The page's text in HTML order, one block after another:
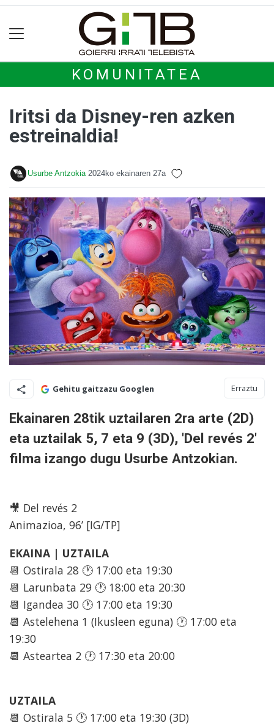
KOMUNITATEA
Iritsi da Disney-ren azken
estreinaldia!
Usurbe Antzokia 2024ko ekainaren 27a
Gehitu gaitzazu Googlen Erraztu
Ekainaren 28tik uztailaren 2ra arte (2D)
eta uztailak 5, 7 eta 9 (3D), 'Del revés 2'
filma izango dugu Usurbe Antzokian.
🎥 Del revés 2
Animazioa​, 96’ [IG/TP]
EKAINA | UZTAILA
📆 Ostirala 28 🕐 17:00 eta 19:30
📆 Larunbata 29 🕐 18:00 eta 20:30
📆 Igandea 30 🕐 17:00 eta 19:30
📆 Astelehena 1 (Ikusleen eguna) 🕐 17:00 eta
19:30
📆 Asteartea 2 🕐 17:30 eta 20:00
UZTAILA
📆 Ostirala 5 🕐 17:00 eta 19:30 (3D)